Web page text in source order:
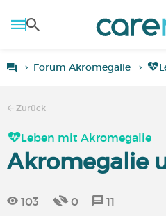
Forum Akromegalie
Zurück
Leben mit Akromegalie
Akromegalie
103 0 11